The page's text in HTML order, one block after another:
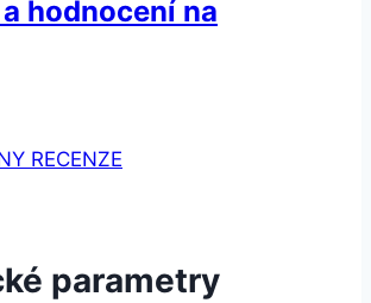
hodnocení na
RECENZE
parametry